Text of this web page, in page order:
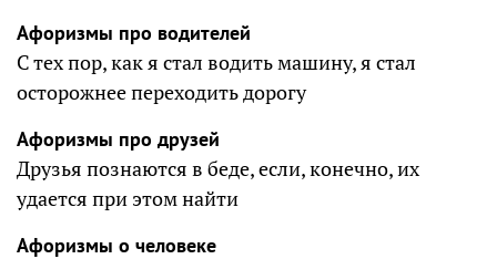
Афоризмы про водителей
С тех пор, как я стал водить машину, я стал
осторожнее переходить дорогу
Афоризмы про друзей
Друзья познаются в беде, если, конечно, их
удается при этом найти
Афоризмы о человеке